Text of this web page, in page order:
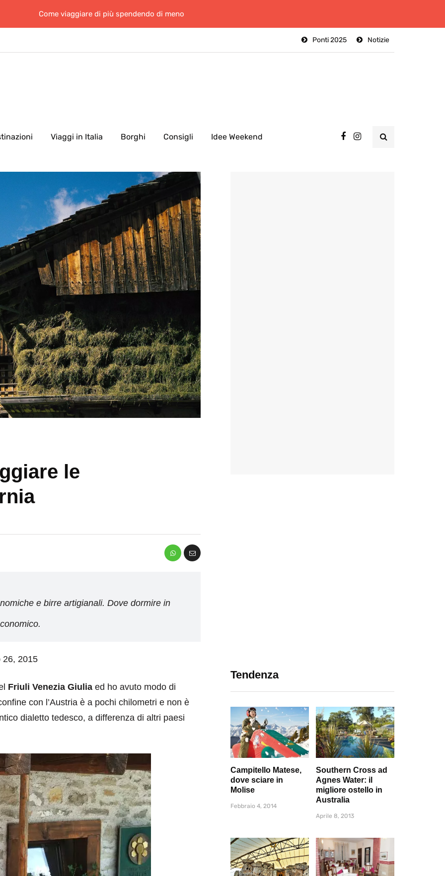
Come viaggiare di più spendendo di meno
Notizie
Ponti 2025
Viaggi in Italia Borghi Consigli Idee Weekend
le
e birre artigianali. Dove dormire in
26, 2015
Friuli Venezia Giulia ed ho avuto modo di
con l’Austria è a pochi chilometri e non è
dialetto tedesco, a differenza di altri paesi
Tendenza
Campitello Matese,
dove sciare in
Molise
Febbraio 4, 2014
Southern Cross ad
Agnes Water: il
migliore ostello in
Australia
Aprile 8, 2013